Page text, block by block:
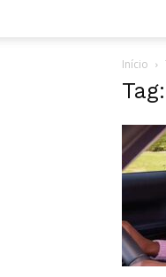
Início